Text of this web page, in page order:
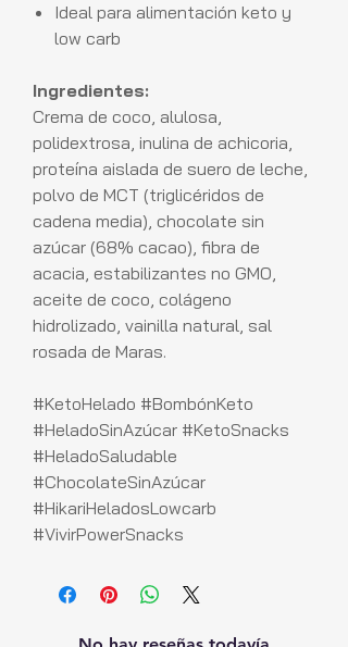
Ideal para alimentación keto y
low carb
Ingredientes:
Crema de coco, alulosa,
polidextrosa, inulina de achicoria,
proteína aislada de suero de leche,
polvo de MCT (triglicéridos de
cadena media), chocolate sin
azúcar (68% cacao), fibra de
acacia, estabilizantes no GMO,
aceite de coco, colágeno
hidrolizado, vainilla natural, sal
rosada de Maras.
#KetoHelado #BombónKeto
#HeladoSinAzúcar #KetoSnacks
#HeladoSaludable
#ChocolateSinAzúcar
#HikariHeladosLowcarb
#VivirPowerSnacks